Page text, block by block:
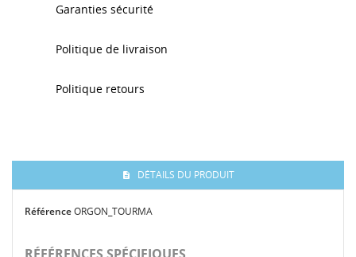
Garanties sécurité
Politique de livraison
Politique retours
DÉTAILS DU PRODUIT
RéférenceORGON_TOURMA